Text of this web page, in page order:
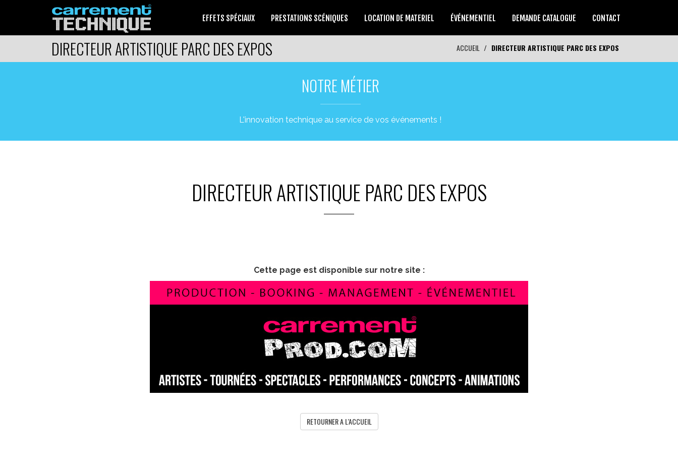
EFFETS SPÉCIAUX PRESTATIONS SCÉNIQUES LOCATION DE MATERIEL ÉVÉNEMENTIEL DEMANDE CATALOGUE CONTACT
DIRECTEUR ARTISTIQUE PARC DES EXPOS ACCUEIL DIRECTEUR ARTISTIQUE PARC DES EXPOS
NOTRE MÉTIER
L'innovation technique au service de vos événements !
DIRECTEUR ARTISTIQUE PARC DES EXPOS
Cette page est disponible sur notre site :
RETOURNER A L'ACCUEIL